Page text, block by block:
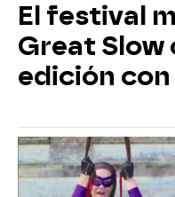
El festival
Great Slow
edición